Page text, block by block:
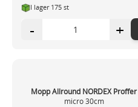
I lager 175 st
- +
Mopp Allround NORDEX Proffer
micro 30cm